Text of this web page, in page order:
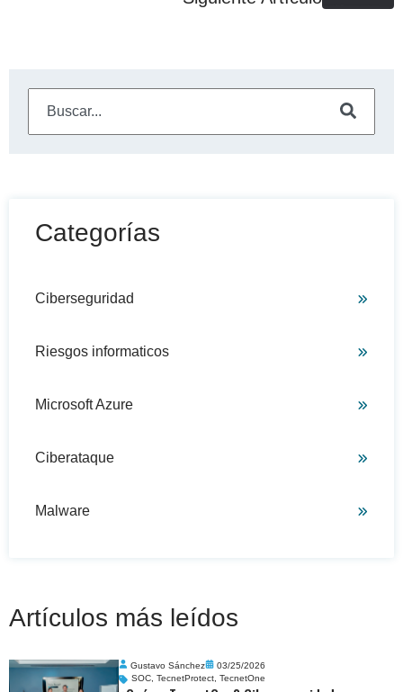
Categorías
Ciberseguridad
Riesgos informaticos
Microsoft Azure
Ciberataque
Malware
Artículos más leídos
Gustavo Sánchez
03/25/2026
SOC,TecnetProtect,TecnetOne